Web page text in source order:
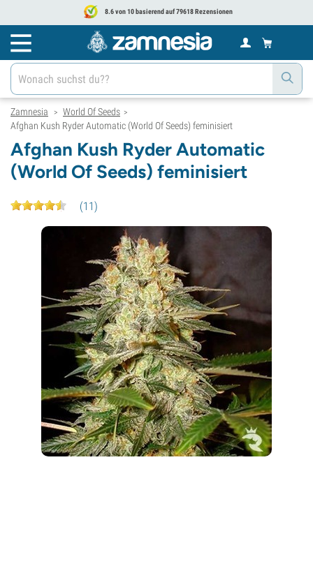
8.6 von 10 basierend auf 79618 Rezensionen
Zamnesia > World Of Seeds >
Afghan Kush Ryder Automatic (World Of Seeds) feminisiert
Afghan Kush Ryder Automatic
(World Of Seeds) feminisiert
(11)